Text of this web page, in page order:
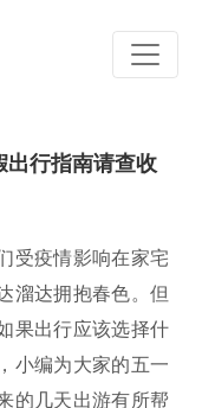
出行指南请查收
受疫情影响在家宅
溜达拥抱春色。但
果出行应该选择什
小编为大家的五一
的几天出游有所帮